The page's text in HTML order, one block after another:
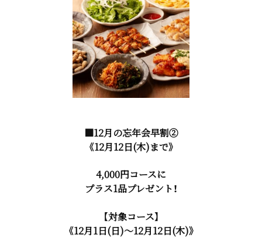
■12月の忘年会早割②
《12月12日(木)まで》
4,000円コースに
プラス1品プレゼント！
【対象コース】
《12月1日(日)～12月12日(木)》